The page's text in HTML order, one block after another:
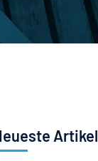
Artikel